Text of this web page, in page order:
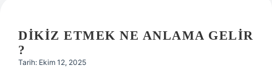
Hakkımızda
DIKIZ ETMEK NE ANLAMA GELIR
?
Tarih: Ekim 12, 2025